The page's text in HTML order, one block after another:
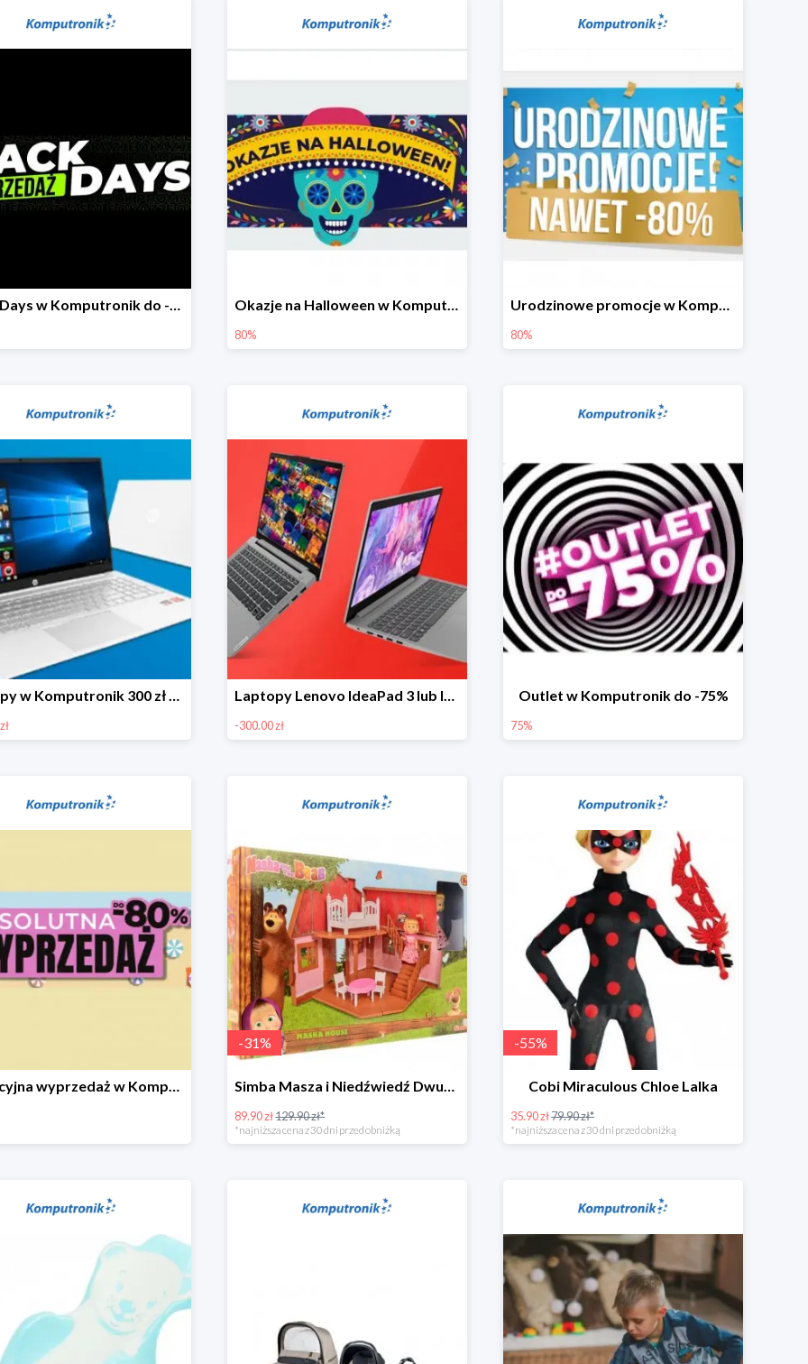
Black Days w Komputronik do -80% Okazje na Halloween w Komputronik do -80%
80%
Urodzinowe promocje w Komputronik do -80%
80%
Laptopy w Komputronik 300 zł taniej Laptopy Lenovo IdeaPad 3 lub IdeaPad 5 -300 zł
-300.00 zł
Outlet w Komputronik do -75%
75%
Wakacyjna wyprzedaż w Komputronik do -80%
-31%
Simba Masza i Niedźwiedź Dwupoziomowy dom
89.90 zł129.90 zł*
*najniższa cena z 30 dni przed obniżką
-55%
Cobi Miraculous Chloe Lalka
35.90 zł79.90 zł*
*najniższa cena z 30 dni przed obniżką